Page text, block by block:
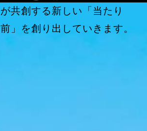
が共創する新しい「当たり
前」を創り出していきます。